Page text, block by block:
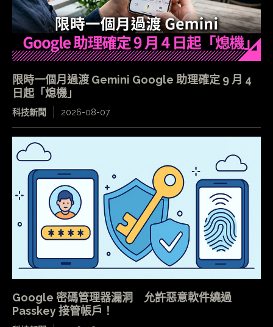
限時一個月過渡 Gemini Google 助理確定 9 月 4
日起「熄機」
科技新聞 2026-08-07
Google 密碼管理器漏洞 允許惡意軟件繞過
Passkey 接管帳戶！